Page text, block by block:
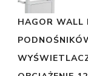
HAGOR WALL